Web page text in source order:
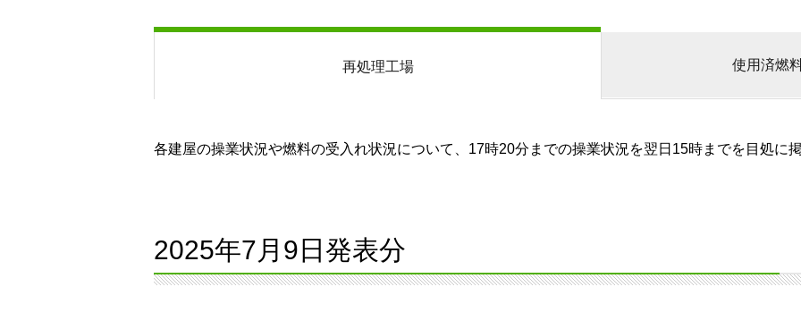
再処理工場 使用済燃
各建屋の操業状況や燃料の受入れ状況について、17時20分までの操業状況を翌日15時までを目処に
2025年7月9日発表分